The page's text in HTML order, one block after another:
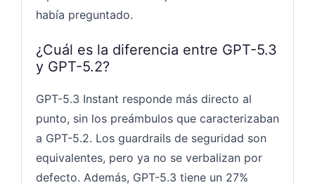
había preguntado.
¿Cuál es la diferencia entre GPT-5.3
y GPT-5.2?
GPT-5.3 Instant responde más directo al
punto, sin los preámbulos que caracterizaban
a GPT-5.2. Los guardrails de seguridad son
equivalentes, pero ya no se verbalizan por
defecto. Además, GPT-5.3 tiene un 27%